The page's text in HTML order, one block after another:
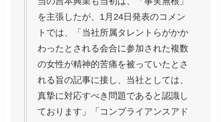
を主張したが、1月24日発表のコメン
トでは、「当社所属タレントらがかか
わったとされる会合に参加された複数
の女性が精神的苦痛を被っていたとさ
れる旨の記事に接し、当社としては、
真摯に対応すべき問題であると認識し
ております」「コンプライアンスアド